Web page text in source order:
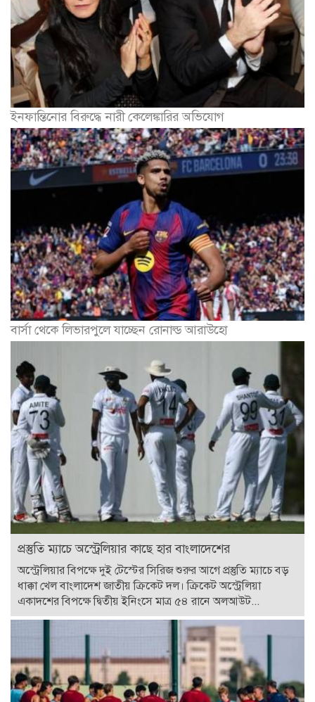
ইনফান্তিনোর বিরুদ্ধে নারী কেলেঙ্কারির অভিযোগ
বার্সা থেকে লিভারপুলে যাচ্ছেন রোনাল্ড আরাউহো
প্রস্তুতি ম্যাচে অস্ট্রেলিয়ার কাছে হার বাংলাদেশের
অস্ট্রেলিয়ার বিপক্ষে দুই টেস্টের সিরিজ শুরুর আগে প্রস্তুতি ম্যাচে বড়
ধাক্কা খেল বাংলাদেশ জাতীয় ক্রিকেট দল। ক্রিকেট অস্ট্রেলিয়া
একাদশের বিপক্ষে দ্বিতীয় ইনিংসে মাত্র ৫৪ রানে অলআউট...